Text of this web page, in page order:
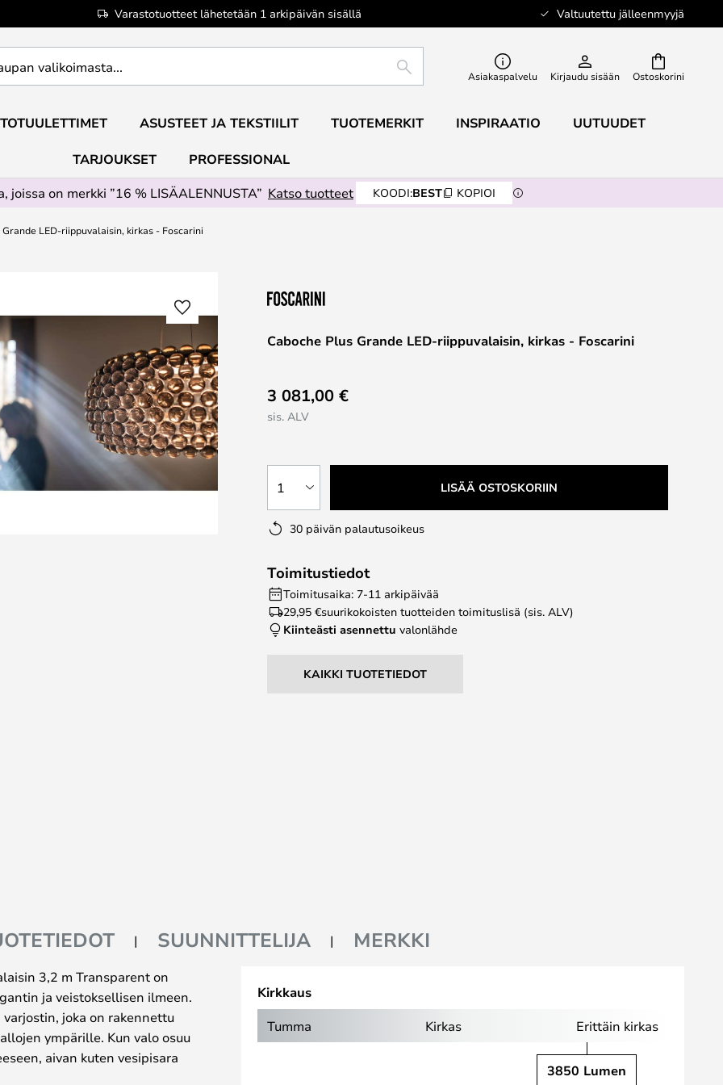
Varastotuotteet lähetetään 1 arkipäivän sisällä Valtuutettu jälleenmyyjä
Ostoskorini
ETSI Asiakaspalvelu Kirjaudu sisään
ASUSTEET JA TEKSTIILIT TUOTEMERKIT INSPIRAATIO UUTUUDET
TARJOUKSET
PROFESSIONAL
joissa on merkki ”16 % LISÄALENNUSTA” Katso tuotteet KOODI:BEST KOPIOI
LED-riippuvalaisin, kirkas - Foscarini
Caboche Plus Grande LED-riippuvalaisin, kirkas - Foscarini
3 081,00 €
sis. ALV
1 LISÄÄ OSTOSKORIIN
30 päivän palautusoikeus
Toimitustiedot
Toimitusaika: 7-11 arkipäivää
29,95 €suurikokoisten tuotteiden toimituslisä (sis. ALV)
Kiinteästi asennettu valonlähde
KAIKKI TUOTETIEDOT
SUUNNITTELIJA MERKKI
3,2 m Transparent on
ja veistoksellisen ilmeen.
joka on rakennettu
ympärille. Kun valo osuu
aivan kuten vesipisara
Kirkkaus
Tumma Kirkas Erittäin kirkas
3850 Lumen